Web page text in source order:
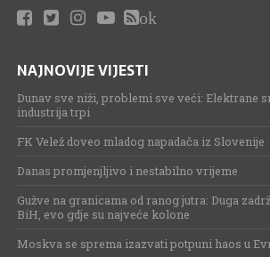
ok
NAJNOVIJE VIJESTI
Dunav sve niži, problemi sve veći: Elektrane
industrija trpi
FK Velež doveo mladog napadača iz Slovenije
Danas promjenjljivo i nestabilno vrijeme
Gužve na granicama od ranog jutra: Duga
BiH, evo gdje su najveće kolone
Moskva se sprema izazvati potpuni haos u